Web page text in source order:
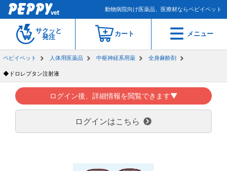
動物病院向け医薬品、医療材ならペピイベット
サクッと
発注
カート メニュー
ペピイベット 人体用医薬品 中枢神経系用薬 全身麻酔剤
◆ドロレプタン注射液
ログイン後、詳細情報を閲覧できます▼
ログインはこちら